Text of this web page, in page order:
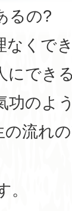
るの?
なくで
にでき
功のよ
流れ
。